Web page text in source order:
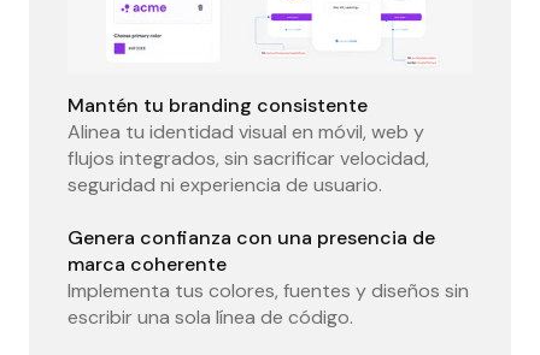
Mantén tu branding consistente
Alinea tu identidad visual en móvil, web y
flujos integrados, sin sacrificar velocidad,
seguridad ni experiencia de usuario.
Genera confianza con una presencia de
marca coherente
Implementa tus colores, fuentes y diseños sin
escribir una sola línea de código.